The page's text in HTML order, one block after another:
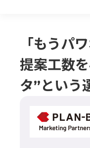
「もうパ
提案工数
タ”という